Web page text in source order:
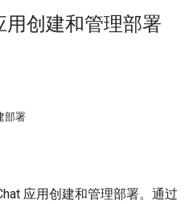
创建和管理部署
部署
应用创建和管理部署。通过